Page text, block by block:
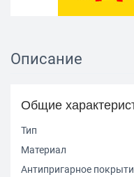
Описание
Общие
Тип
Материал
Антипригарное